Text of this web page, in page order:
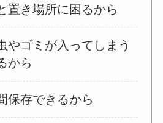
し手作りできる？買
ってよかった？
オイルポットはいる
いらない？やめた人
置き場所に困るから
やゴミが入ってしまう
から
保存できるから